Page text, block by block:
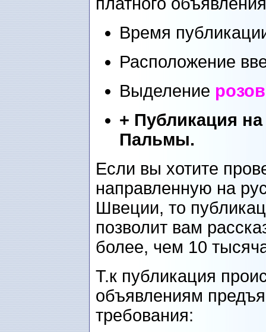
Время
Расположение
Выделение
+ Публикация
Пальмы.
Если вы хотите
направленную на
Швеции, то
позволит вам
более, чем 10
Т.к публикация
объявлениям
требования: